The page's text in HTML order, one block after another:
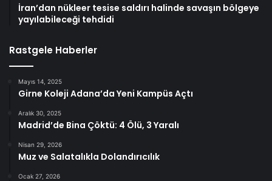
İran’dan nükleer tesise saldırı halinde savaşın bölgeye
yayılabileceği tehdidi
Rastgele Haberler
Mayıs 14, 2025
Girne Koleji Adana’da Yeni Kampüs Açtı
Aralık 30, 2025
Madrid’de Bina Çöktü: 4 Ölü, 3 Yaralı
Nisan 29, 2026
Muz ve Salatalıkla Dolandırıcılık
Ocak 27, 2026